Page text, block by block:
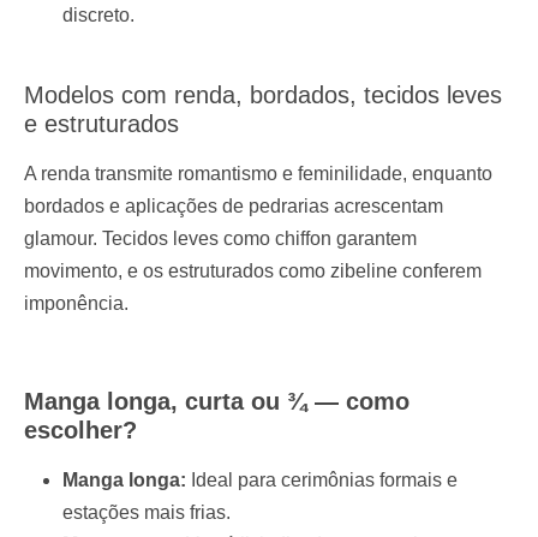
discreto.
Modelos com renda, bordados, tecidos leves
e estruturados
A renda transmite romantismo e feminilidade, enquanto
bordados e aplicações de pedrarias acrescentam
glamour. Tecidos leves como chiffon garantem
movimento, e os estruturados como zibeline conferem
imponência.
Manga longa, curta ou ¾ — como
escolher?
Manga longa: Ideal para cerimônias formais e
estações mais frias.